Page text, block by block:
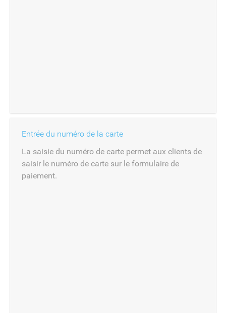
Entrée du numéro de la carte
La saisie du numéro de carte permet aux clients de
saisir le numéro de carte sur le formulaire de
paiement.